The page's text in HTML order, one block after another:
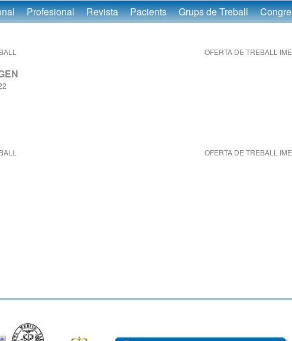
Profesional Revista Pacients Grups de Treball
OFERTA DE TREBALL
OFERTA DE TREBALL